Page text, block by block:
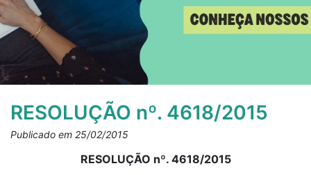
RESOLUÇÃO nº. 4618/2015
Publicado em 25/02/2015
RESOLUÇÃO nº. 4618/2015